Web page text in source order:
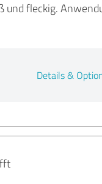
und fleckig.
Details &